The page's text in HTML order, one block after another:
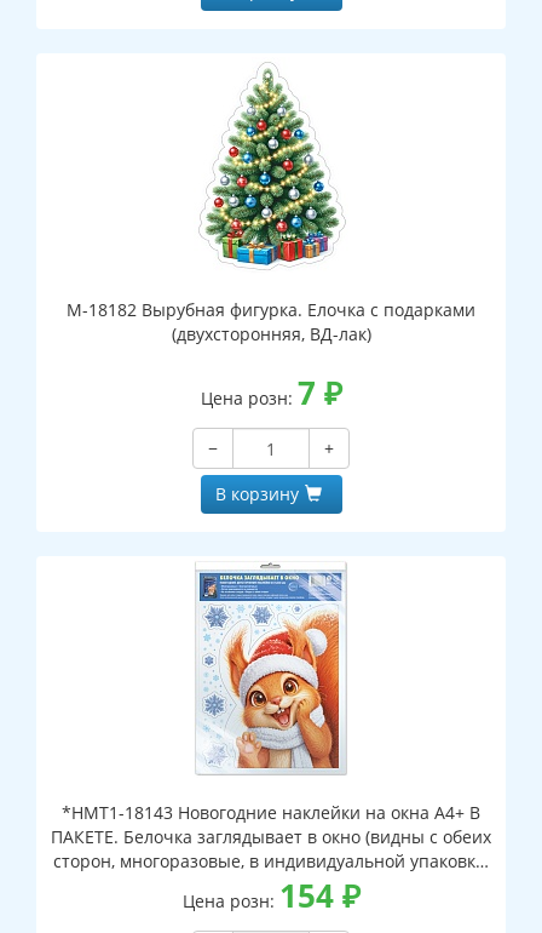
М-18182 Вырубная фигурка. Елочка с подарками
(двухсторонняя, ВД-лак)
Цена розн: 7 ₽
−
+
В корзину
*НМТ1-18143 Новогодние наклейки на окна А4+ В
ПАКЕТЕ. Белочка заглядывает в окно (видны с обеих
сторон, многоразовые, в индивидуальной упаковке,
с европодвесом и клеевым клапаном)
Цена розн: 154₽